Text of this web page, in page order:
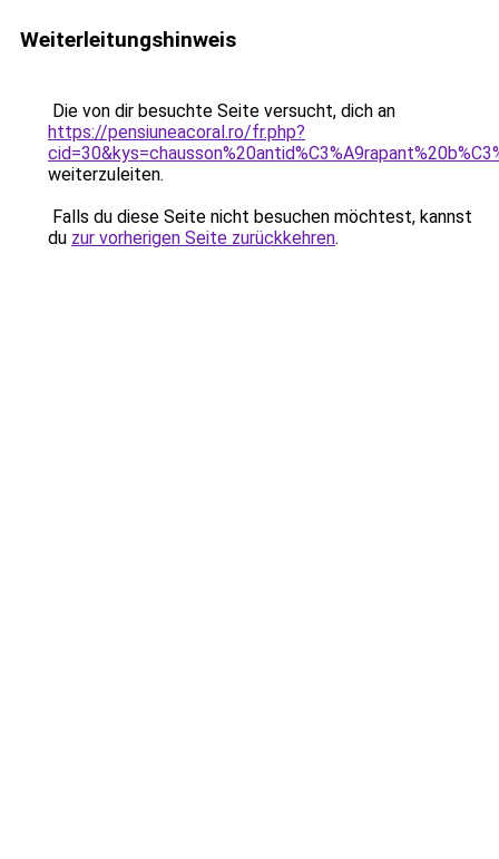
Weiterleitungshinweis
Die von dir besuchte Seite versucht, dich an
https://pensiuneacoral.ro/fr.php?
weiterzuleiten.
Falls du diese Seite nicht besuchen möchtest, kannst
du zur vorherigen Seite zurückkehren.